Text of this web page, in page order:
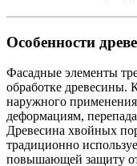
Особенности
Фасадные элементы
обработке древесины.
наружного
деформациям,
Древесина хвойных
традиционно
повышающей защиту